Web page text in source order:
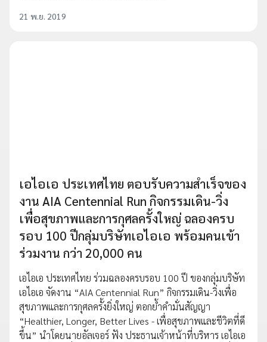
21 พ.ย. 2019
เอไอเอ ประเทศไทย ตอบรับความสำเร็จของ
งาน AIA Centennial Run กิจกรรมเดิน-วิ่ง
เพื่อสุขภาพและการกุศลครั้งใหญ่ ฉลองครบ
รอบ 100 ปีกลุ่มบริษัทเอไอเอ พร้อมคนเข้า
ร่วมงาน กว่า 20,000 คน
เอไอเอ ประเทศไทย ร่วมฉลองครบรอบ 100 ปี ของกลุ่มบริษัท
เอไอเอ จัดงาน “AIA Centennial Run” กิจกรรมเดิน-วิ่งเพื่อ
สุขภาพและการกุศลครั้งยิ่งใหญ่ ตอกย้ำคำมั่นสัญญา
“Healthier, Longer, Better Lives - เพื่อสุขภาพและชีวิตที่ดี
ขึ้น” นำโดยนายอัลเจอร์ ฟัง ประธานเจ้าหน้าที่บริหาร เอไอเอ